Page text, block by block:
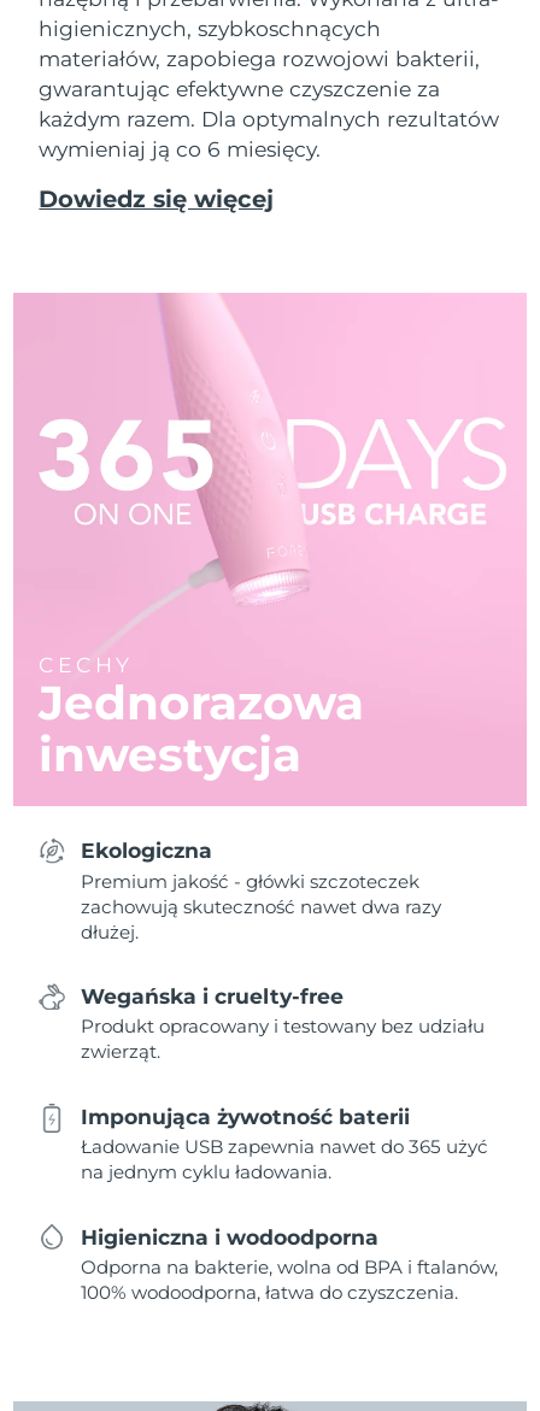
higienicznych, szybkoschnących
materiałów, zapobiega rozwojowi bakterii,
gwarantując efektywne czyszczenie za
każdym razem. Dla optymalnych rezultatów
wymieniaj ją co 6 miesięcy.
Dowiedz się więcej
CECHY
Jednorazowa
inwestycja
Ekologiczna
Premium jakość - główki szczoteczek
zachowują skuteczność nawet dwa razy
dłużej.
Wegańska i cruelty-free
Produkt opracowany i testowany bez udziału
zwierząt.
Imponująca żywotność baterii
Ładowanie USB zapewnia nawet do 365 użyć
na jednym cyklu ładowania.
Higieniczna i wodoodporna
Odporna na bakterie, wolna od BPA i ftalanów,
100% wodoodporna, łatwa do czyszczenia.